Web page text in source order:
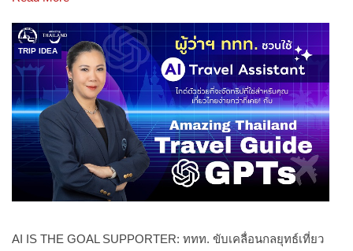
TRIP IDEA
AI IS THE GOAL SUPPORTER: ททท. ขับเคลื่อนกลยุทธ์เที่ยว